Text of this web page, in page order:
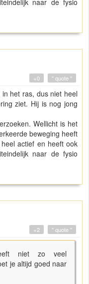
naar de fysio
" quote "
+0
het ras, dus niet heel
ziet. Hij is nog jong
Wellicht is het
beweging heeft
actief en heeft ook
naar de fysio
" quote "
+2
niet zo veel
je altijd goed naar